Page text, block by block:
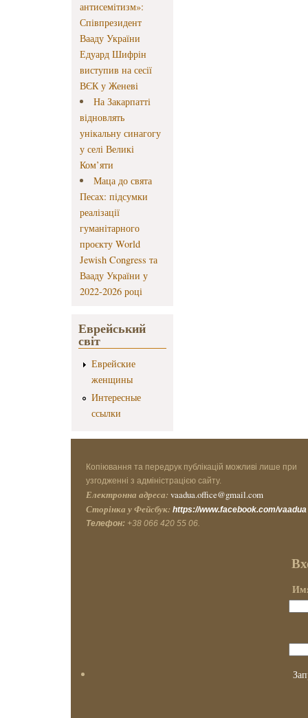
антисемітизм»:
Співпрезидент
Вааду України
Едуард Шифрін
виступив на сесії
ВЄК у Женеві
На Закарпатті
відновлять
унікальну синагогу
у селі Великі
Ком’яти
Маца до свята
Песах: підсумки
реалізації
гуманітарного
проєкту World
Jewish Congress та
Вааду України у
2022-2026 році
Еврейський
світ
Еврейские
женщины
Интересные
ссылки
Копіювання та передрук публікацій можливі лише при
узгодженні з адміністрацією сайту.
Електронна адреса: vaadua.office@gmail.com
Сторінка у Фейсбук: https://www.facebook.com/vaadua
Телефон: +38 066 420 55 06.